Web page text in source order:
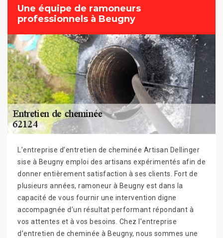
Une équipe de ramoneurs
professionnels à Beugny
L’entreprise d’entretien de cheminée Artisan Dellinger
sise à Beugny emploi des artisans expérimentés afin de
donner entièrement satisfaction à ses clients. Fort de
plusieurs années, ramoneur à Beugny est dans la
capacité de vous fournir une intervention digne
accompagnée d’un résultat performant répondant à
vos attentes et à vos besoins. Chez l’entreprise
d’entretien de cheminée à Beugny, nous sommes une